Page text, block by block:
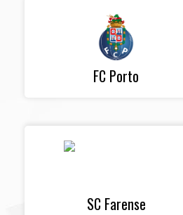
FC Porto
SC Farense